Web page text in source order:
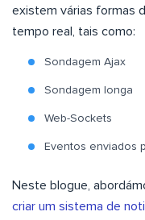
existem várias formas
tempo real, tais como:
Sondagem Ajax
Sondagem longa
Web-Sockets
Eventos enviados
Neste blogue,
criar um sistema de